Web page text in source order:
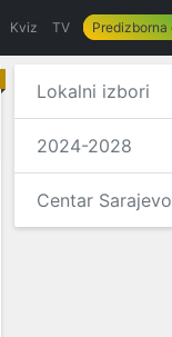
Kviz TV Predizborna
Lokalni izbori
2024-2028
Centar Sarajevo